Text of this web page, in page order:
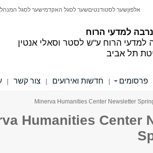
למדעי הרוח
למדעי הרוח ע"ש לסטר וסאלי אנטין
תל אביב
אלפוןשער לסטודנטיםשער לסגל האקדמישער לסגל
פרסומים | חדשות ואירועים | צור קשר |
Humanities Center